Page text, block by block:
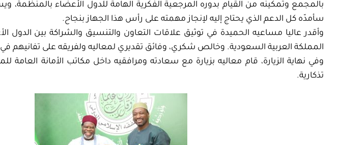
بالمجمع وتمكينه من القيام بدوره المرجعية الفكرية الهامة للدول الأعضاء بالمنظمة،
سأمدّه كل الدعم الذي يحتاج إليه لإنجاز مهمته على رأس هذا الجهاز بنجاح.
وأقدر عاليا مساعيه الحميدة في توثيق علاقات التعاون والتنسيق والشراكة بين الدول
المملكة العربية السعودية. وخالص شكري، وفائق تقديري لمعاليه ولفريقه على تفانيهم
وفي نهاية الزيارة، قام معاليه بزيارة مع سعادته ومرافقيه داخل مكاتب الأمانة العامة
تذكارية.